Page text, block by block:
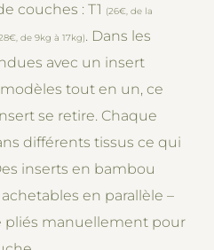
couches : T1 (26€, de la
de 9kg à 17kg). Dans les
avec un insert
tout en un, ce
se retire. Chaque
différents tissus ce qui
inserts en bambou
en parallèle –
pliés manuellement pour